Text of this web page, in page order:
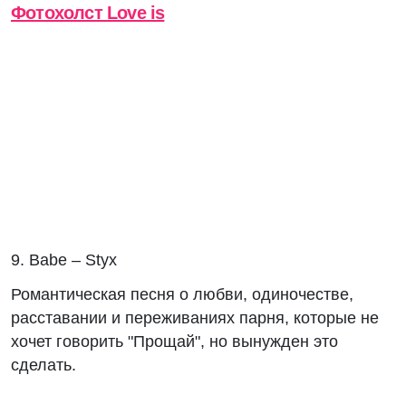
Фотохолст Love is
9. Babe – Styx
Романтическая песня о любви, одиночестве,
расставании и переживаниях парня, которые не
хочет говорить "Прощай", но вынужден это
сделать.